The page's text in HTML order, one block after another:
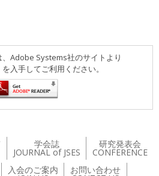
Adobe Systems社のサイトより
入手してご利用ください。
学会誌
JOURNAL of JSES
研究発表会
CONFERENCE
入会のご案内 お問い合わせ